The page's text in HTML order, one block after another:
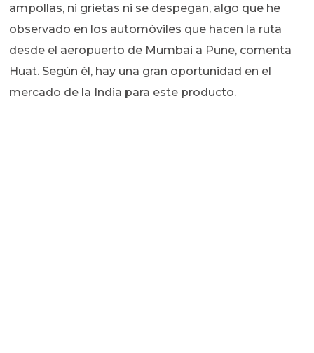
ampollas, ni grietas ni se despegan, algo que he
observado en los automóviles que hacen la ruta
desde el aeropuerto de Mumbai a Pune, comenta
Huat. Según él, hay una gran oportunidad en el
mercado de la India para este producto.